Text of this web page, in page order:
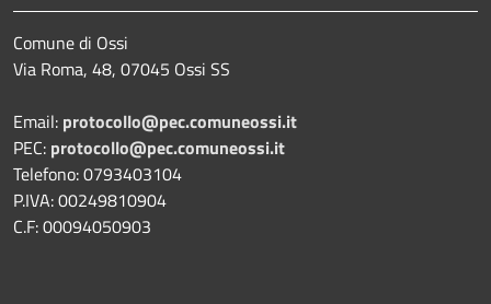
Comune di Ossi
Via Roma, 48, 07045 Ossi SS
Email: protocollo@pec.comuneossi.it
PEC: protocollo@pec.comuneossi.it
Telefono: 0793403104
P.IVA: 00249810904
C.F: 00094050903